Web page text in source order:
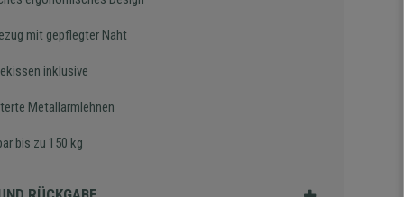
mit gepflegter Naht
inklusive
Metallarmlehnen
bis zu 150 kg